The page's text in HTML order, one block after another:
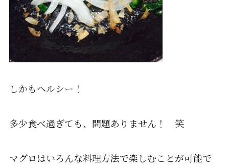
しかもヘルシー！
多少食べ過ぎても、問題ありません！ 笑
マグロはいろんな料理方法で楽しむことが可能で